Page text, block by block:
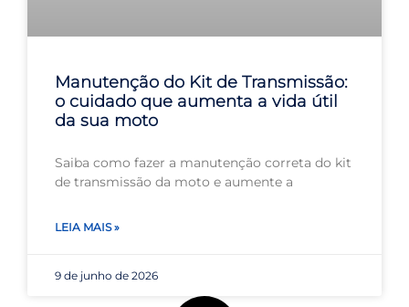
Manutenção do Kit de Transmissão:
o cuidado que aumenta a vida útil
da sua moto
Saiba como fazer a manutenção correta do kit
de transmissão da moto e aumente a
LEIA MAIS »
9 de junho de 2026